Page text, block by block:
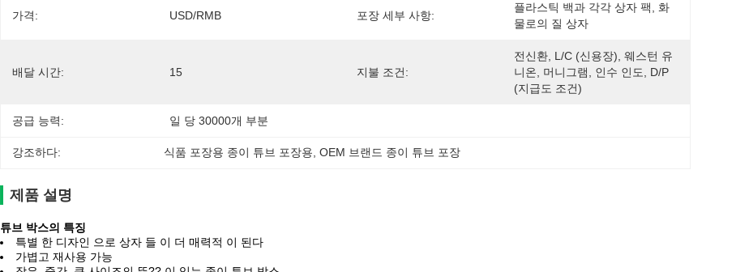
가격: USD/RMB 포장 세부 사항:
플라스틱 백과 각각 상자 팩, 화
물로의 질 상자
배달 시간: 15 지불 조건:
전신환, L/C (신용장), 웨스턴 유
니온, 머니그램, 인수 인도, D/P
(지급도 조건)
공급 능력: 일 당 30000개 부분
강조하다: 식품 포장용 종이 튜브 포장용 , OEM 브랜드 종이 튜브 포장
제품 설명
튜브 박스의 특징
특별 한 디자인 으로 상자 들 이 더 매력적 이 된다
가볍고 재사용 가능